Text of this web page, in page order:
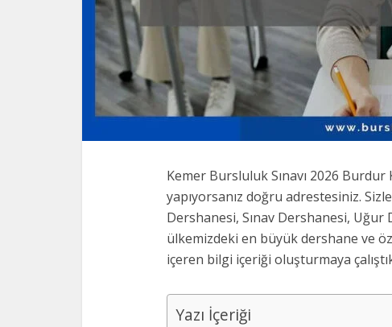
Kemer Bursluluk Sınavı 2026 Burdur
yapıyorsanız doğru adrestesiniz.
Dershanesi, Sınav Dershanesi,
ülkemizdeki en büyük dershane ve
içeren bilgi içeriği oluşturmaya
Yazı İçeriği